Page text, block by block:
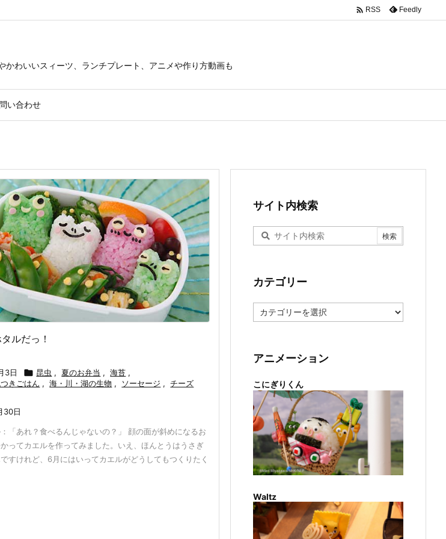
わいいスィーツ、ランチプレート、アニメや作り方動画も
い合わせ
 RSS Feedly
ルだっ！
3日  昆虫 , 夏のお弁当 , 海苔 ,
きごはん , 海・川・湖の生物 , ソーセージ , チーズ
30日
「あれ？食べるんじゃないの？」 顔の面が斜めになるお
ってカエルを作ってみました。いえ、ほんとうはうさぎ
すけれど、6月にはいってカエルがどうしてもつくりたく
サイト内検索
カテゴリー
テ
ー
アニメーション
こにぎりくん
Waltz